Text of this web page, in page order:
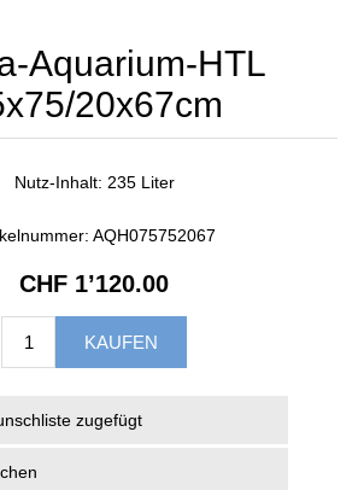
Aquarium-HTL
20x67cm
Nutz-Inhalt: 235 Liter
AQH075752067
CHF 1’120.00